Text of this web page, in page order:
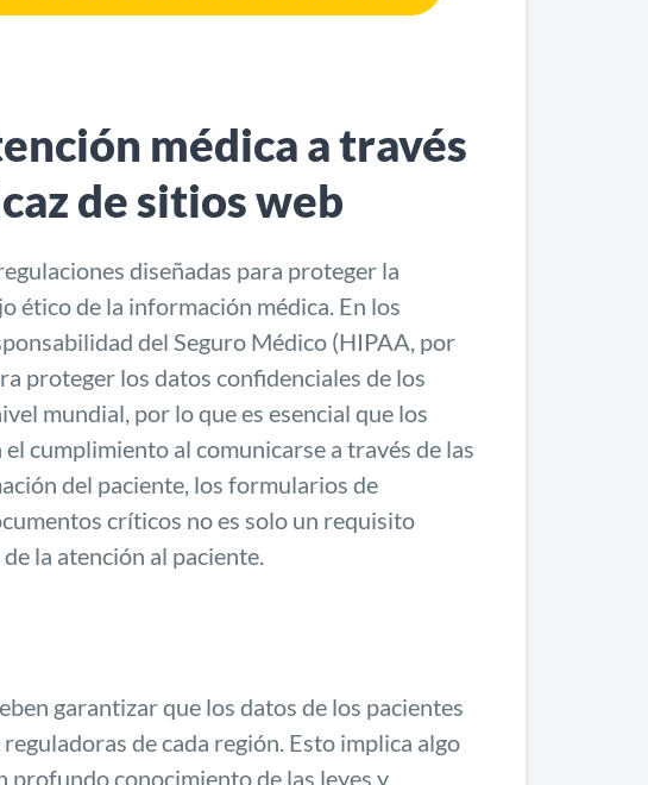
médica a través
de sitios web
diseñadas para proteger la
ético de la información médica. En los
del Seguro Médico (HIPAA, por
proteger los datos confidenciales de los
mundial, por lo que es esencial que los
cumplimiento al comunicarse a través de las
del paciente, los formularios de
críticos no es solo un requisito
la atención al paciente.
garantizar que los datos de los pacientes
de cada región. Esto implica algo
profundo conocimiento de las leyes y